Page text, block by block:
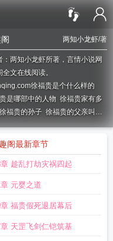
两知小龙虾/著
两知小龙虾所著，言情小说网
文在线阅读。
徐福贵是个什么样的
是哪部中的人物 徐福贵家有多
徐福贵的孙子 徐福贵的父亲叫什
籍是哪里徐福贵的爹徐福贵的
贵是谁演的徐福贵的儿子叫什
家了徐福贵是啥人 徐福贵外孙
阁最新章节
趁乱打劫灾祸四起
元婴之道
福贵假死退居幕后
天罡飞剑仁铠筑基